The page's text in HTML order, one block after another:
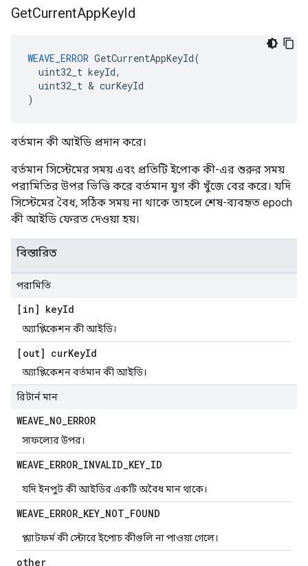
GetCurrentAppKeyId
WEAVE_ERROR GetCurrentAppKeyId(
  uint32_t keyId,
  uint32_t & curKeyId
)
বর্তমান কী আইডি প্রদান করে।
বর্তমান সিস্টেমের সময় এবং প্রতিটি ইপোক কী-এর শুরুর সময়
পরামিতির উপর ভিত্তি করে বর্তমান যুগ কী খুঁজে বের করে। যদি
সিস্টেমের বৈধ, সঠিক সময় না থাকে তাহলে শেষ-ব্যবহৃত epoch
কী আইডি ফেরত দেওয়া হয়।
বিস্তারিত
পরামিতি
[in] keyId
অ্যাপ্লিকেশন কী আইডি।
[out] curKeyId
অ্যাপ্লিকেশন বর্তমান কী আইডি।
রিটার্ন মান
WEAVE_NO_ERROR
সাফল্যের উপর।
WEAVE_ERROR_INVALID_KEY_ID
যদি ইনপুট কী আইডির একটি অবৈধ মান থাকে।
WEAVE_ERROR_KEY_NOT_FOUND
প্ল্যাটফর্ম কী স্টোরে ইপোচ কীগুলি না পাওয়া গেলে।
other